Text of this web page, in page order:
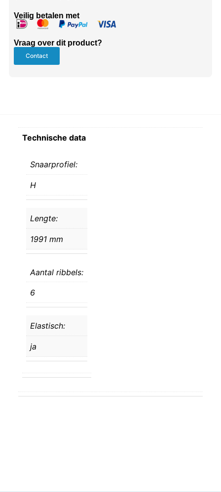
Veilig betalen met
Vraag over dit product?
Contact
Technische data
Snaarprofiel:
H
Lengte:
1991 mm
Aantal ribbels:
6
Elastisch:
ja